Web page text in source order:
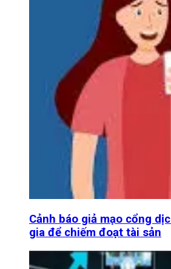
Cảnh báo giả mạo cổng
gia để chiếm đoạt tài sản